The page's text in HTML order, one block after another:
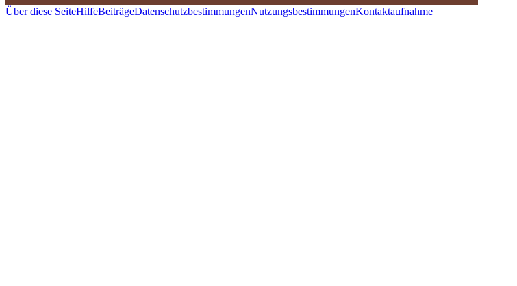
Über diese SeiteHilfeBeiträgeDatenschutzbestimmungenNutzungsbestimmungenKontaktaufnahme